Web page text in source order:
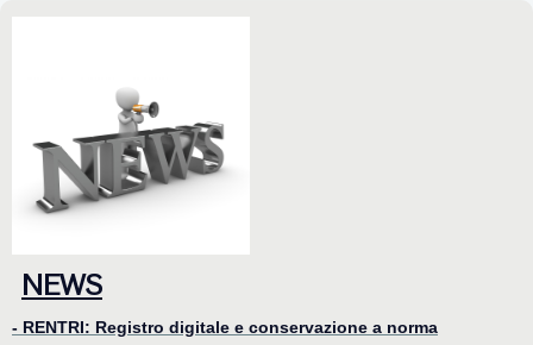
NEWS
- RENTRI: Registro digitale e conservazione a norma